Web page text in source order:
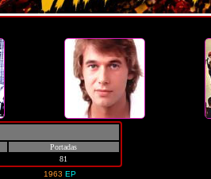
Portadas
81
1963 EP